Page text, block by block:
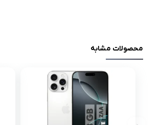
محصولات مشابه